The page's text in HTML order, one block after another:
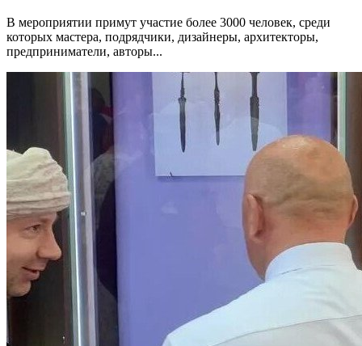
В мероприятии примут участие более 3000 человек, среди
которых мастера, подрядчики, дизайнеры, архитекторы,
предприниматели, авторы...